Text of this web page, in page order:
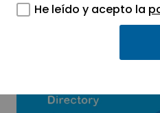
He leído y acepto la